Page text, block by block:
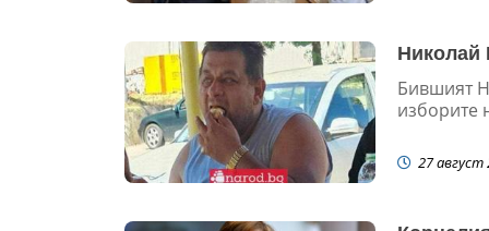
Николай
Бившият
изборите
27 август